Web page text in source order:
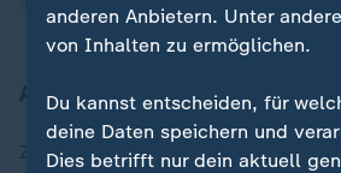
Aktuell bei ZDFheute
Zuletzt veröffentlicht
anderen Anbietern. Unter
von Inhalten zu ermöglichen.
Du kannst entscheiden, für
deine Daten speichern und
Dies betrifft nur dein aktuell